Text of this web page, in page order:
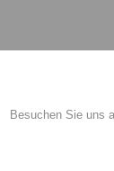
Besuchen Sie uns